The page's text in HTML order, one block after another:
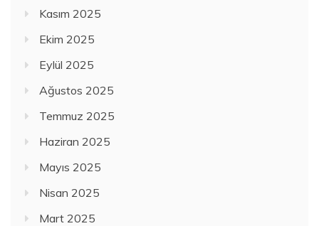
Kasım 2025
Ekim 2025
Eylül 2025
Ağustos 2025
Temmuz 2025
Haziran 2025
Mayıs 2025
Nisan 2025
Mart 2025